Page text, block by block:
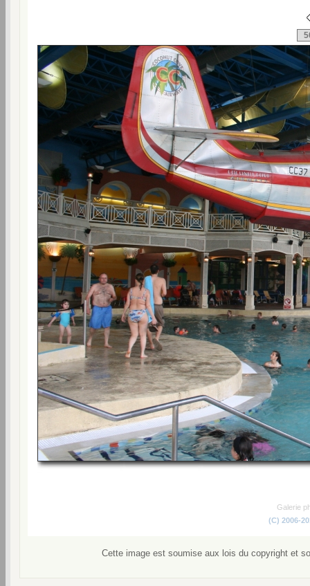
Galerie
(C) 2006-
Cette image est soumise aux lois du copyright et